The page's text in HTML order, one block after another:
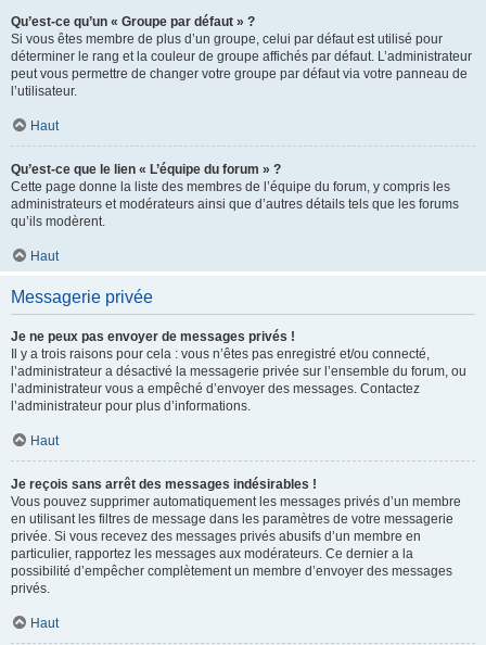
Qu’est-ce qu’un « Groupe par défaut » ?
Si vous êtes membre de plus d’un groupe, celui par défaut est utilisé pour
déterminer le rang et la couleur de groupe affichés par défaut. L’administrateur
peut vous permettre de changer votre groupe par défaut via votre panneau de
l’utilisateur.
Haut
Qu’est-ce que le lien « L’équipe du forum » ?
Cette page donne la liste des membres de l’équipe du forum, y compris les
administrateurs et modérateurs ainsi que d’autres détails tels que les forums
qu’ils modèrent.
Haut
Messagerie privée
Je ne peux pas envoyer de messages privés !
Il y a trois raisons pour cela : vous n’êtes pas enregistré et/ou connecté,
l’administrateur a désactivé la messagerie privée sur l’ensemble du forum, ou
l’administrateur vous a empêché d’envoyer des messages. Contactez
l’administrateur pour plus d’informations.
Haut
Je reçois sans arrêt des messages indésirables !
Vous pouvez supprimer automatiquement les messages privés d’un membre
en utilisant les filtres de message dans les paramètres de votre messagerie
privée. Si vous recevez des messages privés abusifs d’un membre en
particulier, rapportez les messages aux modérateurs. Ce dernier a la
possibilité d’empêcher complètement un membre d’envoyer des messages
privés.
Haut